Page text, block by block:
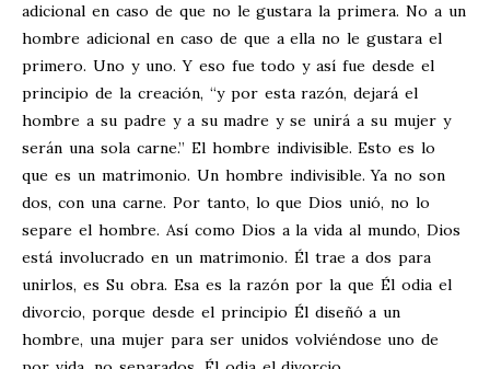
adicional en caso de que no le gustara la primera. No a un
hombre adicional en caso de que a ella no le gustara el
primero. Uno y uno. Y eso fue todo y así fue desde el
principio de la creación, “y por esta razón, dejará el
hombre a su padre y a su madre y se unirá a su mujer y
serán una sola carne.” El hombre indivisible. Esto es lo
que es un matrimonio. Un hombre indivisible. Ya no son
dos, con una carne. Por tanto, lo que Dios unió, no lo
separe el hombre. Así como Dios a la vida al mundo, Dios
está involucrado en un matrimonio. Él trae a dos para
unirlos, es Su obra. Esa es la razón por la que Él odia el
divorcio, porque desde el principio Él diseñó a un
hombre, una mujer para ser unidos volviéndose uno de